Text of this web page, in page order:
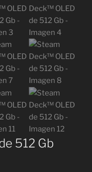
512 Gb